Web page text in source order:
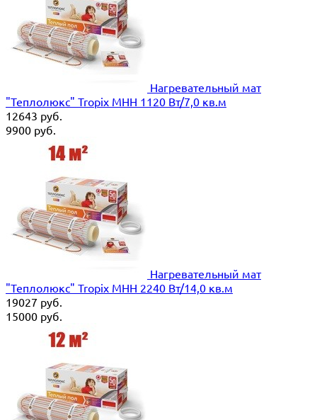
Нагревательный мат
"Теплолюкс" Tropix МНН 1120 Вт/7,0 кв.м
12643 руб.
9900 руб.
Нагревательный мат
"Теплолюкс" Tropix МНН 2240 Вт/14,0 кв.м
19027 руб.
15000 руб.